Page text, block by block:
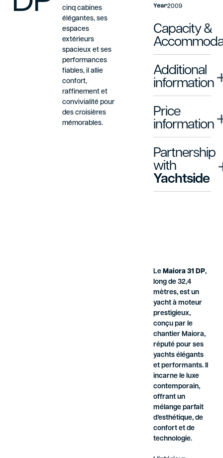
cinq cabines
élégantes, ses
espaces
extérieurs
spacieux et ses
performances
fiables, il allie
confort,
raffinement et
convivialité pour
des croisières
mémorables.
Year2009
Capacity &
Additional
information
Price
information
Partnership
with
Yachtside
LeMaiora 31 DP,
long de 32,4
mètres, est un
yacht à moteur
prestigieux,
conçu par le
chantier Maiora,
réputé pour ses
yachts élégants
et performants. Il
incarne le luxe
contemporain,
offrant un
mélange parfait
d’esthétique, de
confort et de
technologie.